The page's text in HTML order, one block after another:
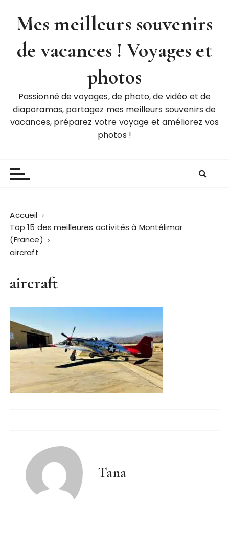
Mes meilleurs souvenirs
de vacances ! Voyages et
photos
Passionné de voyages, de photo, de vidéo et de
diaporamas, partagez mes meilleurs souvenirs de
vacances, préparez votre voyage et améliorez vos
photos !
Accueil
Top 15 des meilleures activités à Montélimar
(France)
aircraft
aircraft
Tana